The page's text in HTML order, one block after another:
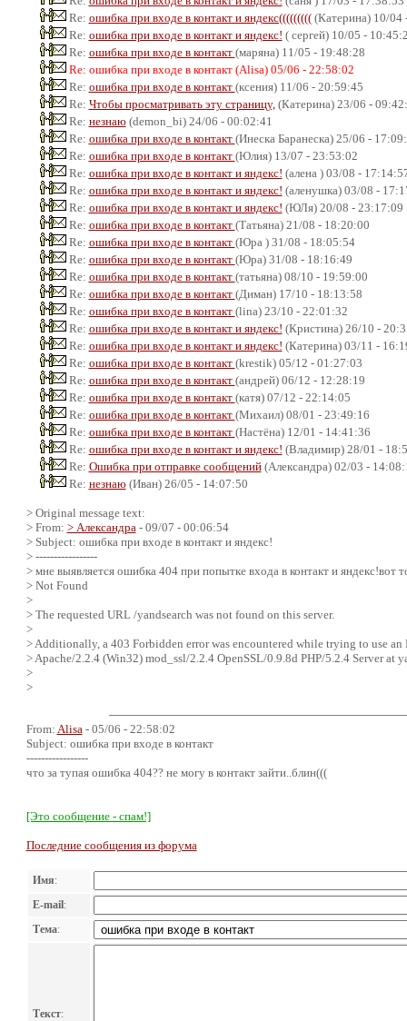
Re: ошибка при входе в контакт и яндекс((((((((((Катерина) 10/04
Re: ошибка при входе в контакт и яндекс! ( сергей) 10/05 -
Re: ошибка при входе в контакт (маряна) 11/05 - 19:48:28
Re: ошибка при входе в контакт (Alisa) 05/06 - 22:58:02
Re: ошибка при входе в контакт (ксения) 11/06 - 20:59:45
Re: Чтобы просматривать эту страницу, (Катерина) 23/06 -
Re: незнаю(demon_bi) 24/06 - 00:02:41
Re: ошибка при входе в контакт (Инеска Баранеска) 25/06 -
Re: ошибка при входе в контакт (Юлия) 13/07 - 23:53:02
Re: ошибка при входе в контакт и яндекс! (алена ) 03/08 -
Re: ошибка при входе в контакт и яндекс! (аленушка) 03/08 -
Re: ошибка при входе в контакт и яндекс! (ЮЛя) 20/08 - 23:17:09
Re: ошибка при входе в контакт (Татьяна) 21/08 - 18:20:00
Re: ошибка при входе в контакт (Юра ) 31/08 - 18:05:54
Re: ошибка при входе в контакт (Юра) 31/08 - 18:16:49
Re: ошибка при входе в контакт (татьяна) 08/10 - 19:59:00
Re: ошибка при входе в контакт (Диман) 17/10 - 18:13:58
Re: ошибка при входе в контакт (lina) 23/10 - 22:01:32
Re: ошибка при входе в контакт и яндекс! (Кристина) 26/10 -
Re: ошибка при входе в контакт и яндекс! (Катерина) 03/11 -
Re: ошибка при входе в контакт (krestik) 05/12 - 01:27:03
Re: ошибка при входе в контакт (андрей) 06/12 - 12:28:19
Re: ошибка при входе в контакт (катя) 07/12 - 22:14:05
Re: ошибка при входе в контакт (Михаил) 08/01 - 23:49:16
Re: ошибка при входе в контакт (Настёна) 12/01 - 14:41:36
Re: ошибка при входе в контакт и яндекс! (Владимир) 28/01 -
Re: Ошибка при отправке сообщений(Александра) 02/03 -
Re: незнаю(Иван) 26/05 - 14:07:50
> Original message text:
> From: > Александра - 09/07 - 00:06:54
> Subject: ошибка при входе в контакт и яндекс!
> -----------------
> мне выявляется ошибка 404 при попытке входа в контакт и яндекс!вот
> Not Found
>
> The requested URL /yandsearch was not found on this server.
>
> Additionally, a 403 Forbidden error was encountered while trying to use an
> Apache/2.2.4 (Win32) mod_ssl/2.2.4 OpenSSL/0.9.8d PHP/5.2.4 Server at
>
>
From: Alisa - 05/06 - 22:58:02
Subject: ошибка при входе в контакт
-----------------
что за тупая ошибка 404?? не могу в контакт зайти..блин(((
[Это сообщение - спам!]
Последние сообщения из форума
Имя:
E-mail:
Тема:
Текст: